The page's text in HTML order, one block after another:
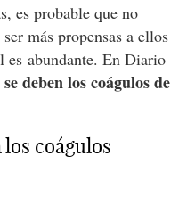
es probable que no
más propensas a ellos
es abundante. En Diario
deben los coágulos de
coágulos